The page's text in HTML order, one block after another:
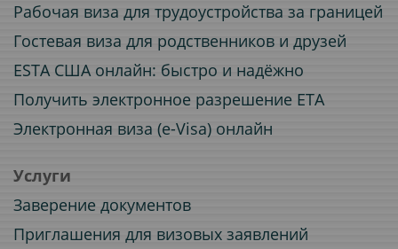
Рабочая виза для трудоустройства за границей
Гостевая виза для родственников и друзей
ESTA США онлайн: быстро и надёжно
Получить электронное разрешение ETA
Электронная виза (e-Visa) онлайн
Услуги
Заверение документов
Приглашения для визовых заявлений